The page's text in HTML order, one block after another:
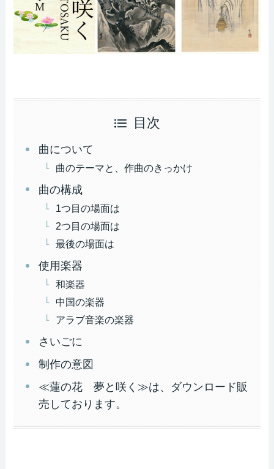
目次
曲について
曲のテーマと、作曲のきっかけ
曲の構成
1つ目の場面は
2つ目の場面は
最後の場面は
使用楽器
和楽器
中国の楽器
アラブ音楽の楽器
さいごに
制作の意図
≪蓮の花 夢と咲く≫は、ダウンロード販
売しております。